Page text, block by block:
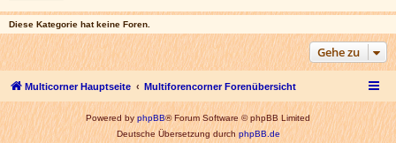
Diese Kategorie hat keine Foren.
Gehe zu
Multicorner Hauptseite Multiforencorner Forenübersicht
Powered byphpBB® Forum Software © phpBB Limited
Deutsche Übersetzung durchphpBB.de